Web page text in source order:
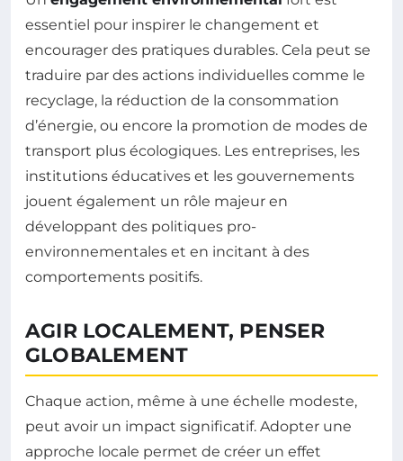
essentiel pour inspirer le changement et
encourager des pratiques durables. Cela peut se
traduire par des actions individuelles comme le
recyclage, la réduction de la consommation
d’énergie, ou encore la promotion de modes de
transport plus écologiques. Les entreprises, les
institutions éducatives et les gouvernements
jouent également un rôle majeur en
développant des politiques pro-
environnementales et en incitant à des
comportements positifs.
AGIR LOCALEMENT, PENSER
GLOBALEMENT
Chaque action, même à une échelle modeste,
peut avoir un impact significatif. Adopter une
approche locale permet de créer un effet